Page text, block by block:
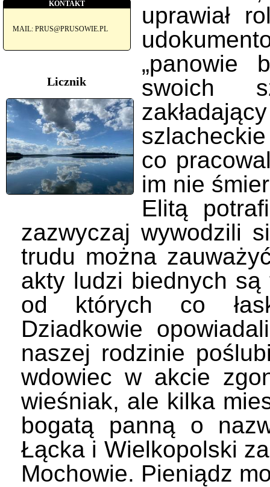
KONTAKT
MAIL: PRUS@PRUSOWIE.PL
Licznik
uprawiał
„panowie
swoich
co
im nie
Elitą
zazwyczaj wywodzili
trudu można
akty ludzi biednych
od których co
Dziadkowie
naszej rodzinie
wdowiec w akcie
wieśniak, ale kilka
bogatą panną o
Łącka i Wielkopolski
Mochowie. Pieniądz